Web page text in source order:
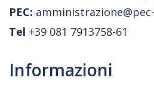
PEC:
Tel +39 081 7913758-61
Informazioni